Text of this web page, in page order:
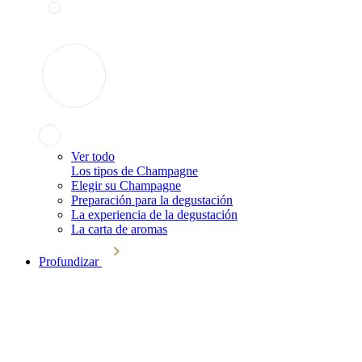
Ver todo
Los tipos de Champagne
Elegir su Champagne
Preparación para la degustación
La experiencia de la degustación
La carta de aromas
Profundizar